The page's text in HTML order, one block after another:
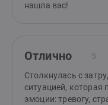
нашла вас!
Отлично 5
Столкнулась с
ситуацией, которая
эмоции: тревогу,